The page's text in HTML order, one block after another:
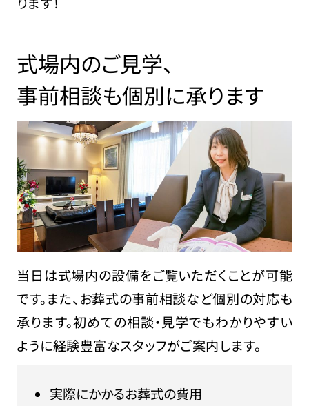
式場内のご見学、
事前相談も個別に承ります
当日は式場内の設備をご覧いただくことが可能
です。また、お葬式の事前相談など個別の対応も
承ります。初めての相談・見学でもわかりやすい
ように経験豊富なスタッフがご案内します。
実際にかかるお葬式の費用